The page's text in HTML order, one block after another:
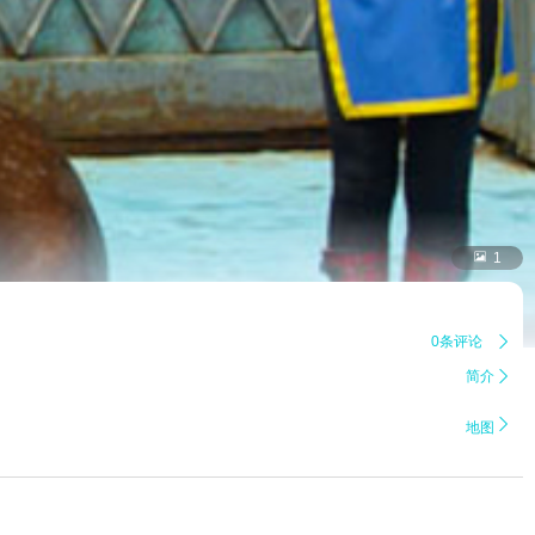
 1
0条评论 
简介 
地图 